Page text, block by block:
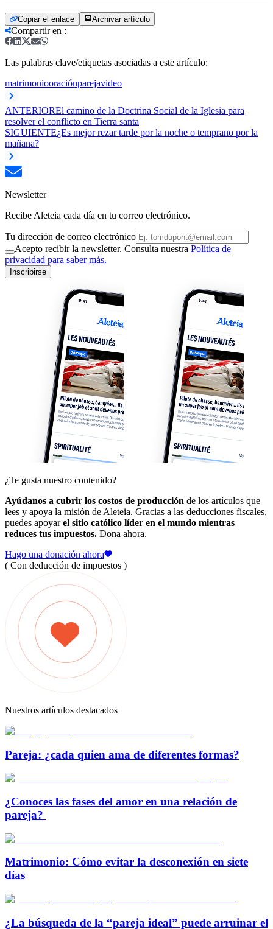
Copiar el enlace Archivar artículo
Compartir en :
Las palabras clave/etiquetas asociadas a este artículo:
matrimoniooraciónparejavideo
ANTERIOREl camino de la Doctrina Social de la Iglesia para
resolver el conflicto en Tierra santa
SIGUIENTE¿Es mejor rezar tarde por la noche o temprano por la
mañana?
Newsletter
Recibe Aleteia cada día en tu correo electrónico.
Tu dirección de correo electrónico
Acepto recibir la newsletter. Consulta nuestra Política de
privacidad para saber más.
Inscribirse
¿Te gusta nuestro contenido?
Ayúdanos a cubrir los costos de producción de los artículos que
lees y apoya la misión de Aleteia. Gracias a las deducciones fiscales,
puedes apoyarel sitio católico líder en el mundo mientras
reduces tus impuestos. Dona ahora.
Hago una donación ahora
( Con deducción de impuestos )
Nuestros artículos destacados
Pareja: ¿cada quien ama de diferentes formas?
¿Conoces las fases del amor en una relación de
pareja?
Matrimonio: Cómo evitar la desconexión en siete
días
¿La búsqueda de la “pareja ideal” puede arruinar el